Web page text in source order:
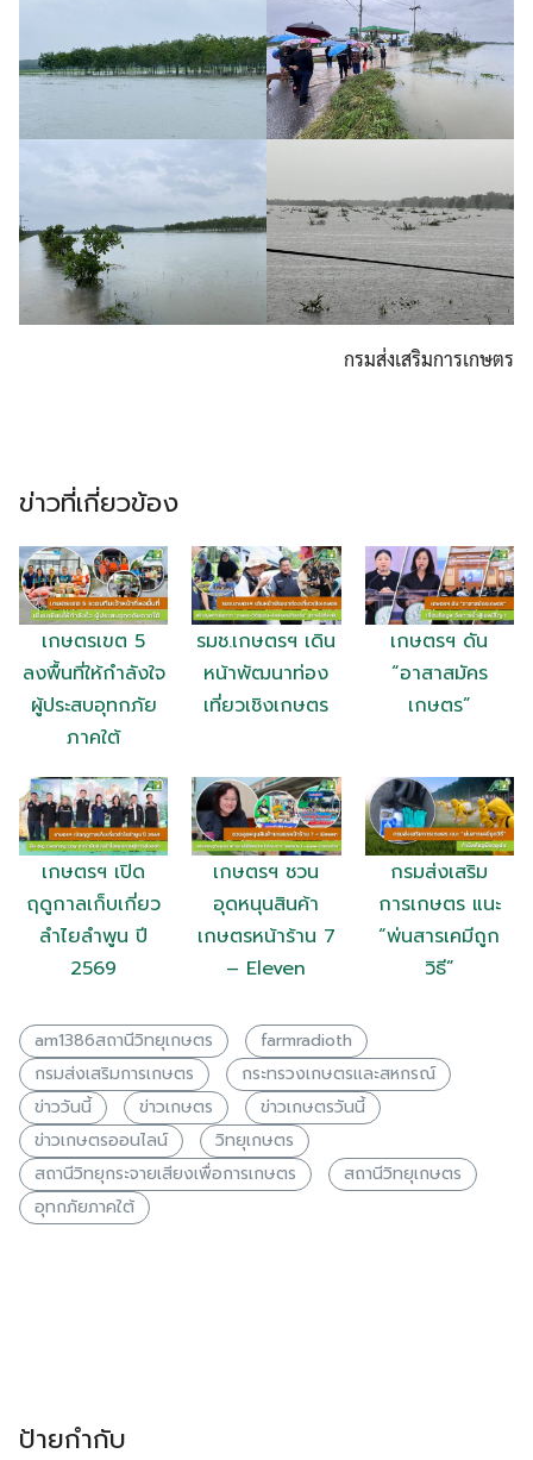
กรมส่งเสริมการเกษตร
ข่าวที่เกี่ยวข้อง
เกษตรเขต 5
ลงพื้นที่ให้กำลังใจ
ผู้ประสบอุทกภัย
ภาคใต้
รมช.เกษตรฯ เดิน
หน้าพัฒนาท่อง
เที่ยวเชิงเกษตร
เกษตรฯ ดัน
“อาสาสมัคร
เกษตร”
เกษตรฯ เปิด
ฤดูกาลเก็บเกี่ยว
ลำไยลำพูน ปี
2569
เกษตรฯ ชวน
อุดหนุนสินค้า
เกษตรหน้าร้าน 7
– Eleven
กรมส่งเสริม
การเกษตร แนะ
“พ่นสารเคมีถูก
วิธี”
am1386สถานีวิทยุเกษตร
farmradioth
กรมส่งเสริมการเกษตร
กระทรวงเกษตรเเละสหกรณ์
ข่าววันนี้
ข่าวเกษตร
ข่าวเกษตรวันนี้
ข่าวเกษตรออนไลน์
วิทยุเกษตร
สถานีวิทยุกระจายเสียงเพื่อการเกษตร
สถานีวิทยุเกษตร
อุทกภัยภาคใต้
ป้ายกำกับ